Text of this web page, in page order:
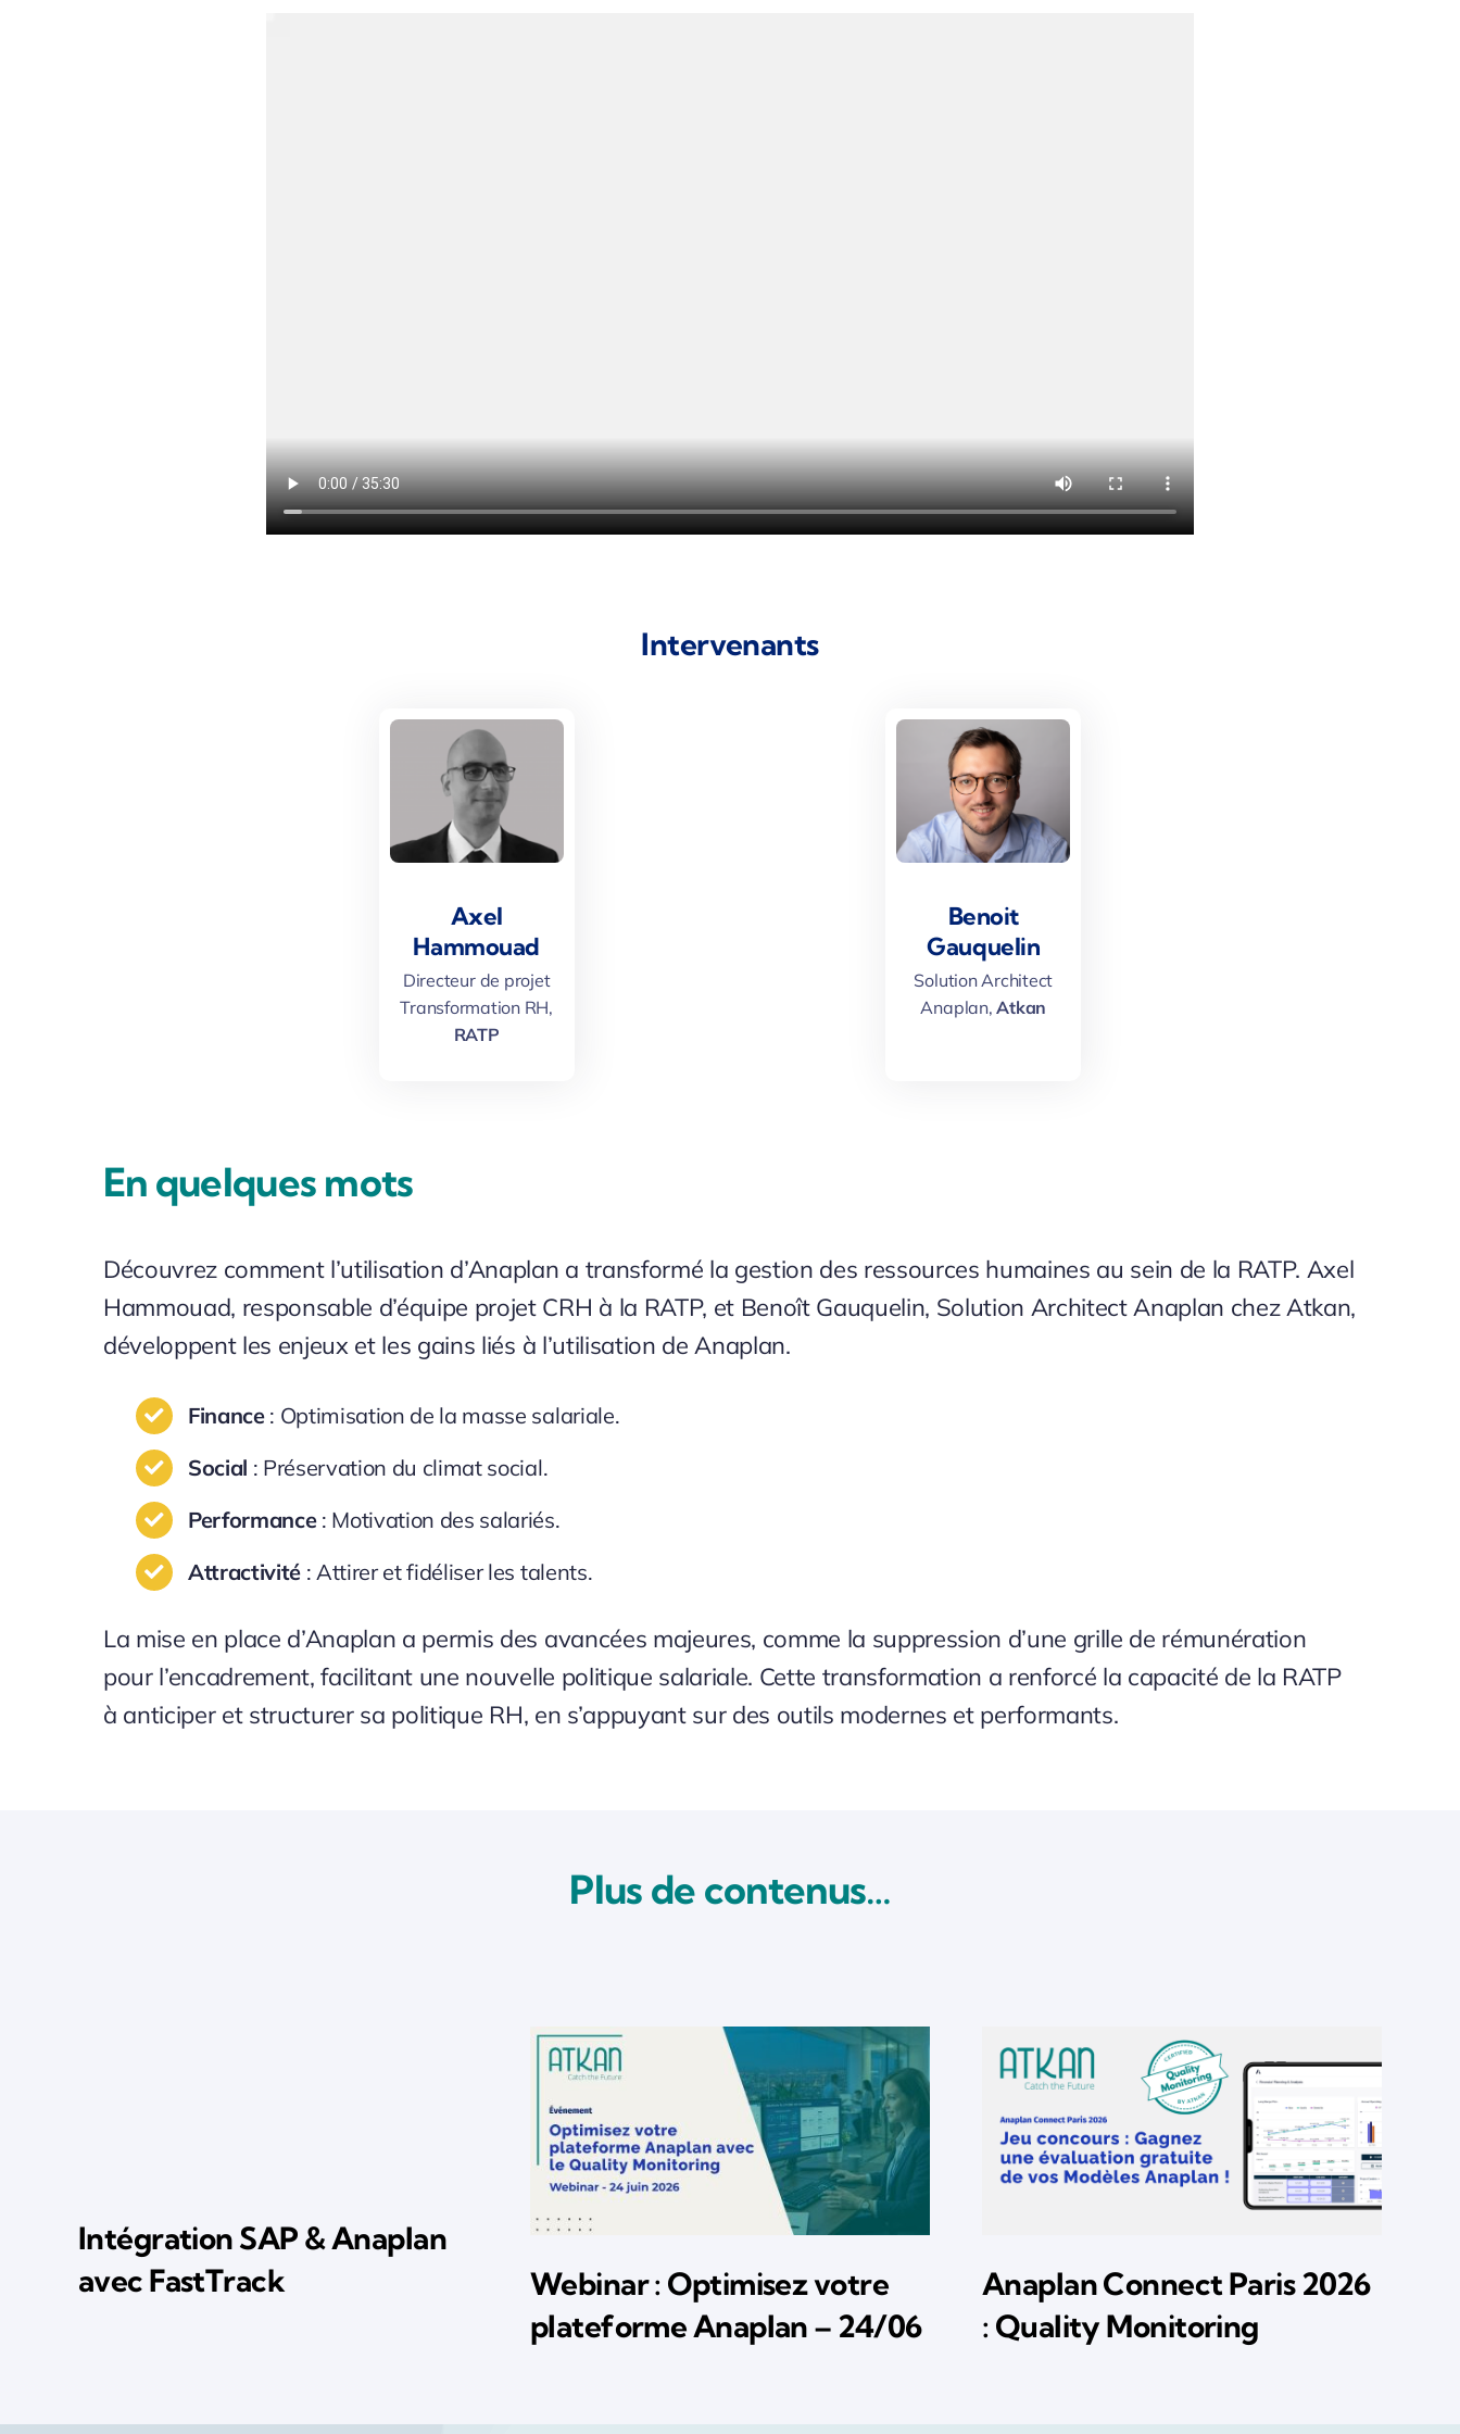
Intervenants
Axel
Hammouad
Directeur de projet
Transformation RH,
RATP
Benoit
Gauquelin
Solution Architect
Anaplan,Atkan
En quelques mots
Découvrez comment l’utilisation d’Anaplan a transformé la gestion des ressources humaines au sein de la RATP. Axel
Hammouad, responsable d’équipe projet CRH à la RATP, et Benoît Gauquelin, Solution Architect Anaplan chez Atkan,
développent les enjeux et les gains liés à l’utilisation de Anaplan.
Finance: Optimisation de la masse salariale.
Social : Préservation du climat social.
Performance: Motivation des salariés.
Attractivité : Attirer et fidéliser les talents.
La mise en place d’Anaplan a permis des avancées majeures, comme la suppression d’une grille de rémunération
pour l’encadrement, facilitant une nouvelle politique salariale. Cette transformation a renforcé la capacité de la RATP
à anticiper et structurer sa politique RH, en s’appuyant sur des outils modernes et performants.
Plus de contenus…
Intégration SAP & Anaplan
avec FastTrack
Webinar : Optimisez votre
plateforme Anaplan – 24/06
Anaplan Connect Paris 2026
: Quality Monitoring